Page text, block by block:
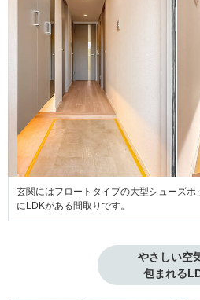
玄関にはフロートタイプの大型シューズボ
にLDKがある間取りです。
やさしい空
包まれる